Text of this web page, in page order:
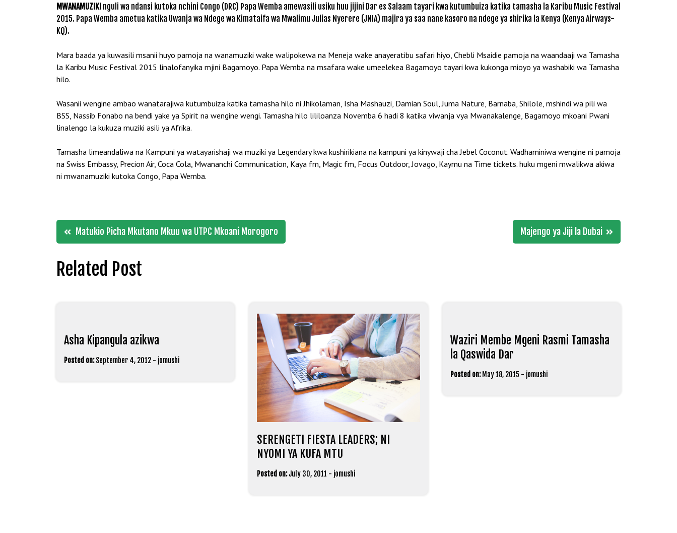
MWANAMUZIKI nguli wa ndansi kutoka nchini Congo (DRC) Papa Wemba amewasili usiku huu jijini Dar es Salaam tayari kwa kutumbuiza katika tamasha la Karibu Music Festival
2015. Papa Wemba ametua katika Uwanja wa Ndege wa Kimataifa wa Mwalimu Julias Nyerere (JNIA) majira ya saa nane kasoro na ndege ya shirika la Kenya (Kenya Airways-
KQ).
Mara baada ya kuwasili msanii huyo pamoja na wanamuziki wake walipokewa na Meneja wake anayeratibu safari hiyo, Chebli Msaidie pamoja na waandaaji wa Tamasha
la Karibu Music Festival 2015 linalofanyika mjini Bagamoyo. Papa Wemba na msafara wake umeelekea Bagamoyo tayari kwa kukonga mioyo ya washabiki wa Tamasha
hilo.
Wasanii wengine ambao wanatarajiwa kutumbuiza katika tamasha hilo ni Jhikolaman, Isha Mashauzi, Damian Soul, Juma Nature, Barnaba, Shilole, mshindi wa pili wa
BSS, Nassib Fonabo na bendi yake ya Spirit na wengine wengi. Tamasha hilo lililoanza Novemba 6 hadi 8 katika viwanja vya Mwanakalenge, Bagamoyo mkoani Pwani
linalengo la kukuza muziki asili ya Afrika.
Tamasha limeandaliwa na Kampuni ya watayarishaji wa muziki ya Legendary kwa kushirikiana na kampuni ya kinywaji cha Jebel Coconut. Wadhaminiwa wengine ni pamoja
na Swiss Embassy, Precion Air, Coca Cola, Mwananchi Communication, Kaya fm, Magic fm, Focus Outdoor, Jovago, Kaymu na Time tickets. huku mgeni mwalikwa akiwa
ni mwanamuziki kutoka Congo, Papa Wemba.
Post
navigation
Matukio Picha Mkutano Mkuu wa UTPC Mkoani Morogoro Majengo ya Jiji la Dubai
Related Post
Asha Kipangula azikwa
Posted on: September 4, 2012 - jomushi
SERENGETI FIESTA LEADERS; NI
NYOMI YA KUFA MTU
Posted on: July 30, 2011 - jomushi
Waziri Membe Mgeni Rasmi Tamasha
la Qaswida Dar
Posted on: May 18, 2015 - jomushi